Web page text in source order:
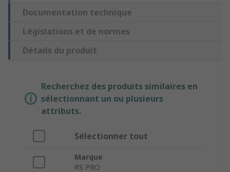
Documentation technique
Législations et de normes
Détails du produit
Recherchez des produits similaires en
sélectionnant un ou plusieurs
attributs.
Sélectionner tout
Marque
RS PRO